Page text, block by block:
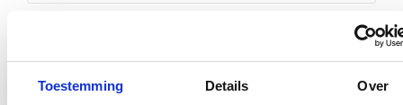
Toestemming Details Over